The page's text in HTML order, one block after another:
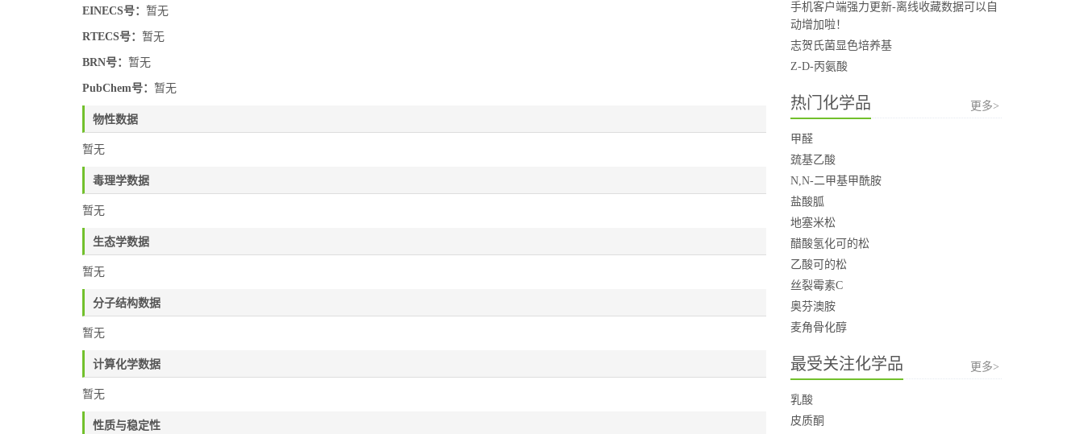
EINECS号： 暂无
RTECS号： 暂无
BRN号： 暂无
PubChem号： 暂无
物性数据
暂无
毒理学数据
暂无
生态学数据
暂无
分子结构数据
暂无
计算化学数据
暂无
性质与稳定性
手机客户端强力更新-离线收藏数据可以自
动增加啦！
志贺氏菌显色培养基
Z-D-丙氨酸
热门化学品 更多>
甲醛
巯基乙酸
N,N-二甲基甲酰胺
盐酸胍
地塞米松
醋酸氢化可的松
乙酸可的松
丝裂霉素C
奥芬澳胺
麦角骨化醇
最受关注化学品 更多>
乳酸
皮质酮